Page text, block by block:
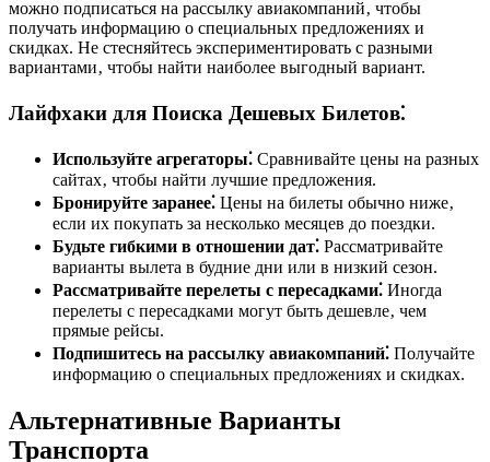
можно подписаться на рассылку авиакомпаний‚ чтобы
получать информацию о специальных предложениях и
скидках. Не стесняйтесь экспериментировать с разными
вариантами‚ чтобы найти наиболее выгодный вариант.
Лайфхаки для Поиска Дешевых Билетов⁚
Используйте агрегаторы⁚ Сравнивайте цены на разных
сайтах‚ чтобы найти лучшие предложения.
Бронируйте заранее⁚ Цены на билеты обычно ниже‚
если их покупать за несколько месяцев до поездки.
Будьте гибкими в отношении дат⁚ Рассматривайте
варианты вылета в будние дни или в низкий сезон.
Рассматривайте перелеты с пересадками⁚ Иногда
перелеты с пересадками могут быть дешевле‚ чем
прямые рейсы.
Подпишитесь на рассылку авиакомпаний⁚ Получайте
информацию о специальных предложениях и скидках.
Альтернативные Варианты
Транспорта